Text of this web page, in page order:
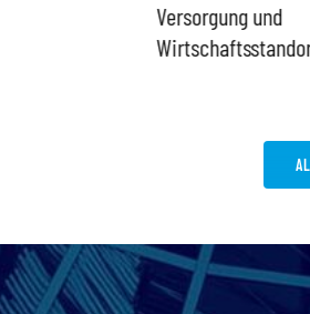
Versorgung und